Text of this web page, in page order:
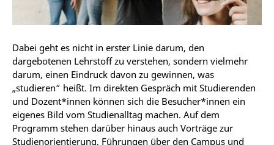
Dabei geht es nicht in erster Linie darum, den
dargebotenen Lehrstoff zu verstehen, sondern vielmehr
darum, einen Eindruck davon zu gewinnen, was
„studieren“ heißt. Im direkten Gespräch mit Studierenden
und Dozent*innen können sich die Besucher*innen ein
eigenes Bild vom Studienalltag machen. Auf dem
Programm stehen darüber hinaus auch Vorträge zur
Studienorientierung, Führungen über den Campus und